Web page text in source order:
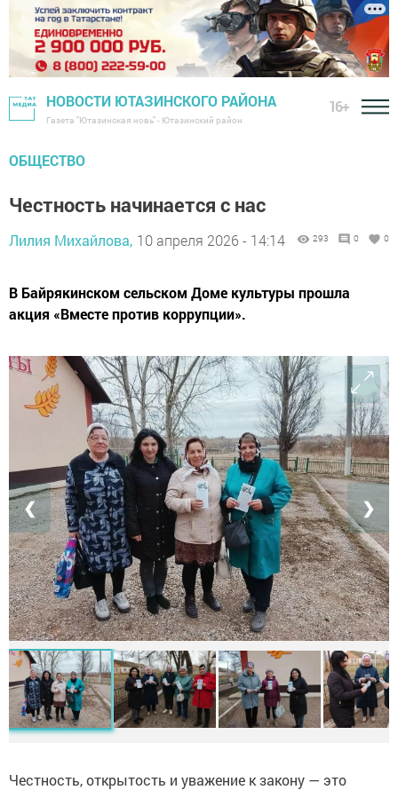
НОВОСТИ ЮТАЗИНСКОГО РАЙОНА
Газета "Ютазинская новь" - Ютазинский район
16+
ОБЩЕСТВО
Честность начинается с нас
Лилия Михайлова, 10 апреля 2026 - 14:14 293 0 0
В Байрякинском сельском Доме культуры прошла
акция «Вместе против коррупции».
❮ ❯
Честность, открытость и уважение к закону — это